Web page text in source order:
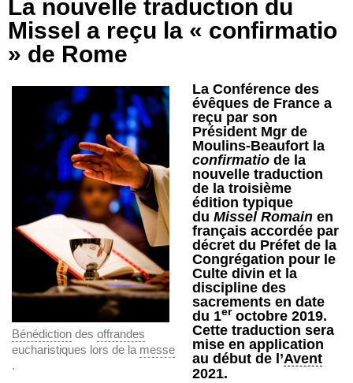
La nouvelle traduction du
Missel a reçu la « confirmatio
» de Rome
Bénédiction des offrandes
eucharistiques lors de la messe
.
La Conférence des
évêques de France a
reçu par son
Président Mgr de
Moulins-Beaufort la
confirmatio de la
nouvelle traduction
de la troisième
édition typique
du Missel Romain en
français accordée par
décret du Préfet de la
Congrégation pour le
Culte divin et la
discipline des
sacrements en date
du 1eroctobre 2019.
Cette traduction sera
mise en application
au début de l’Avent
2021.